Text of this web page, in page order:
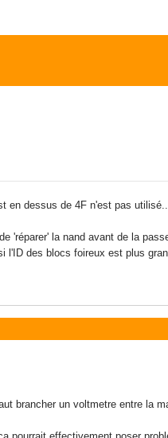
en dessus de 4F n'est pas
la nand avant de la
l'ID des blocs foireux est plus
brancher un voltmetre entre la